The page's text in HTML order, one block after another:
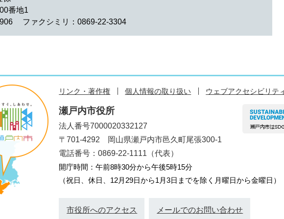
番地1
ファクシミリ：0869-22-3304
リンク・著作権 個人情報の取り扱い ウェブアクセシビリテ
瀬戸内市役所
法人番号7000020332127
〒701-4292 岡山県瀬戸内市邑久町尾張300-1
電話番号：0869-22-1111（代表）
開庁時間：午前8時30分から午後5時15分
（祝日、休日、12月29日から1月3日までを除く月曜日から金曜日）
市役所へのアクセス メールでのお問い合わせ